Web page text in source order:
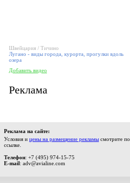
Швейцария / Тичино
Лугано - виды города, курорта, прогулки вдоль
озера
Добавить видео
Реклама
Реклама на сайте:
Условия и цены на размещение рекламы смотрите по
ссылке.
Телефон: +7 (495) 974-15-75
E-mail: adv@avialine.com